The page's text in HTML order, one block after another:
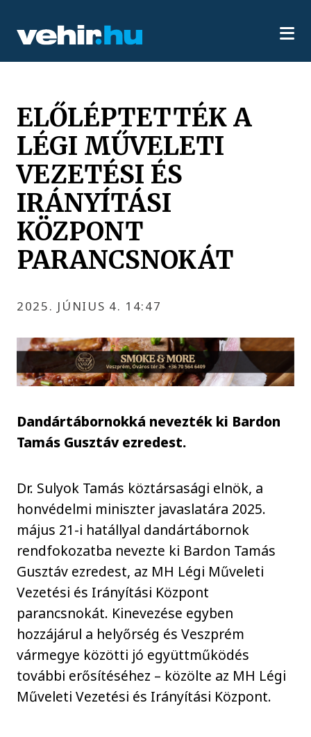
ELŐLÉPTETTÉK A
LÉGI MŰVELETI
VEZETÉSI ÉS
IRÁNYÍTÁSI
KÖZPONT
PARANCSNOKÁT
2025. JÚNIUS 4. 14:47
Dandártábornokká nevezték ki Bardon
Tamás Gusztáv ezredest.
Dr. Sulyok Tamás köztársasági elnök, a
honvédelmi miniszter javaslatára 2025.
május 21-i hatállyal dandártábornok
rendfokozatba nevezte ki Bardon Tamás
Gusztáv ezredest, az MH Légi Műveleti
Vezetési és Irányítási Központ
parancsnokát. Kinevezése egyben
hozzájárul a helyőrség és Veszprém
vármegye közötti jó együttműködés
további erősítéséhez – közölte az MH Légi
Műveleti Vezetési és Irányítási Központ.